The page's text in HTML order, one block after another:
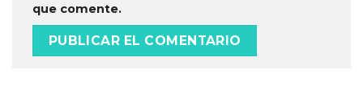
que comente.